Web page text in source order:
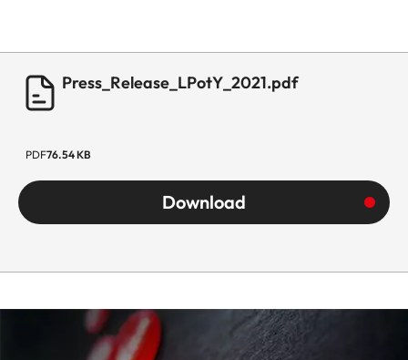
Press_Release_LPotY_2021.pdf
PDF76.54 KB
Download